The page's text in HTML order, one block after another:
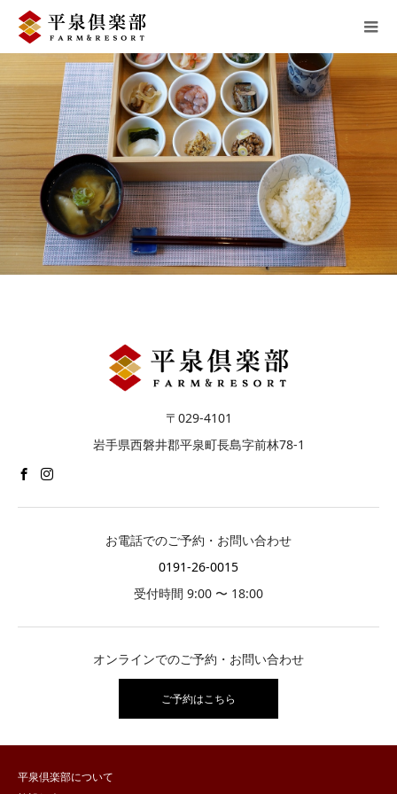
〒029-4101
岩手県西磐井郡平泉町長島字前林78-1
お電話でのご予約・お問い合わせ
0191-26-0015
受付時間 9:00 〜 18:00
オンラインでのご予約・お問い合わせ
ご予約はこちら
平泉倶楽部について